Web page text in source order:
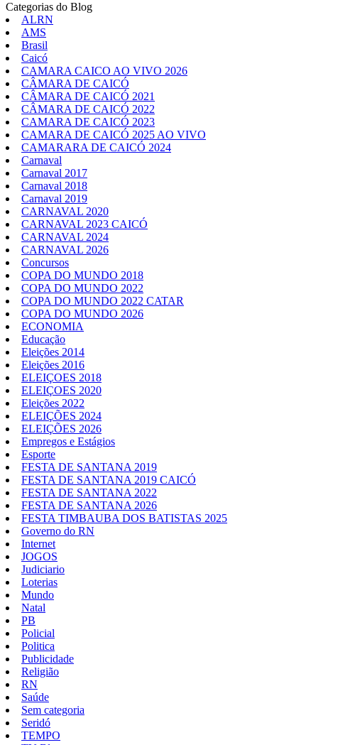
Categorias do Blog
ALRN
AMS
Brasil
Caicó
CAMARA CAICO AO VIVO 2026
CÂMARA DE CAICÓ
CÂMARA DE CAICÓ 2021
CÂMARA DE CAICÓ 2022
CAMARA DE CAICÓ 2023
CAMARA DE CAICÓ 2025 AO VIVO
CAMARARA DE CAICÓ 2024
Carnaval
Carnaval 2017
Carnaval 2018
Carnaval 2019
CARNAVAL 2020
CARNAVAL 2023 CAICÓ
CARNAVAL 2024
CARNAVAL 2026
Concursos
COPA DO MUNDO 2018
COPA DO MUNDO 2022
COPA DO MUNDO 2022 CATAR
COPA DO MUNDO 2026
ECONOMIA
Educação
Eleições 2014
Eleições 2016
ELEIÇOES 2018
ELEIÇOES 2020
Eleições 2022
ELEIÇÕES 2024
ELEIÇÕES 2026
Empregos e Estágios
Esporte
FESTA DE SANTANA 2019
FESTA DE SANTANA 2019 CAICÓ
FESTA DE SANTANA 2022
FESTA DE SANTANA 2026
FESTA TIMBAUBA DOS BATISTAS 2025
Governo do RN
Internet
JOGOS
Judiciario
Loterias
Mundo
Natal
PB
Policial
Politica
Publicidade
Religião
RN
Saúde
Sem categoria
Seridó
TEMPO